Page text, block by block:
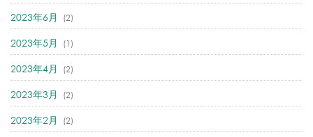
2023年6月 (2)
2023年5月 (1)
2023年4月 (2)
2023年3月 (2)
2023年2月 (2)